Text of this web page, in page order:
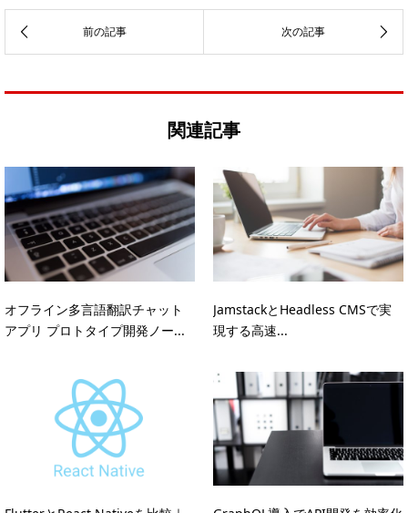
関連記事
オフライン多言語翻訳チャット
アプリ プロトタイプ開発ノー...
JamstackとHeadless CMSで実
現する高速...